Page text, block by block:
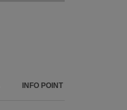
INFO POINT